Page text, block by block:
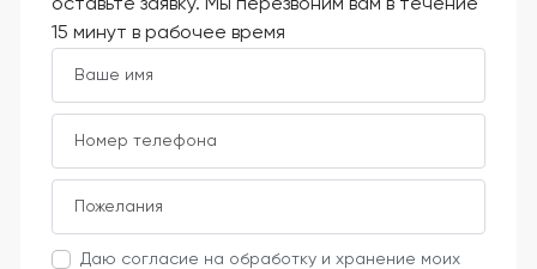
оставьте заявку. Мы перезвоним вам в течение
15 минут в рабочее время
Даю согласие на обработку и хранение моих